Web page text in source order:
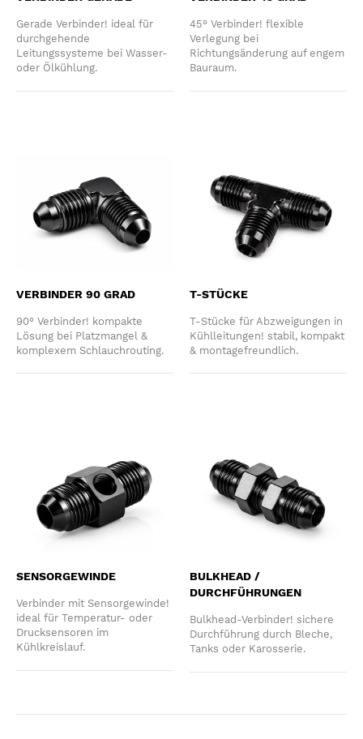
Gerade Verbinder! ideal für
durchgehende
Leitungssysteme bei Wasser-
oder Ölkühlung.
45° Verbinder! flexible
Verlegung bei
Richtungsänderung auf engem
Bauraum.
VERBINDER 90 GRAD
90° Verbinder! kompakte
Lösung bei Platzmangel &
komplexem Schlauchrouting.
T-STÜCKE
T-Stücke für Abzweigungen in
Kühlleitungen! stabil, kompakt
& montagefreundlich.
SENSORGEWINDE
Verbinder mit Sensorgewinde!
ideal für Temperatur- oder
Drucksensoren im
Kühlkreislauf.
BULKHEAD /
DURCHFÜHRUNGEN
Bulkhead-Verbinder! sichere
Durchführung durch Bleche,
Tanks oder Karosserie.